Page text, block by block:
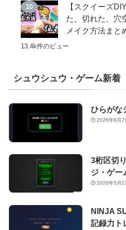
【スクイーズ
た、切れた、穴
メイク方法まと
13.4k件のビュー
シュウシュウ・ゲーム新着
ひらがな
2026年8月7
3桁区切
ジ・ゲー
2026年5月
NINJA
記録力ト